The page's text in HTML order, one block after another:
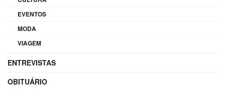
EVENTOS
MODA
VIAGEM
ENTREVISTAS
OBITUÁRIO